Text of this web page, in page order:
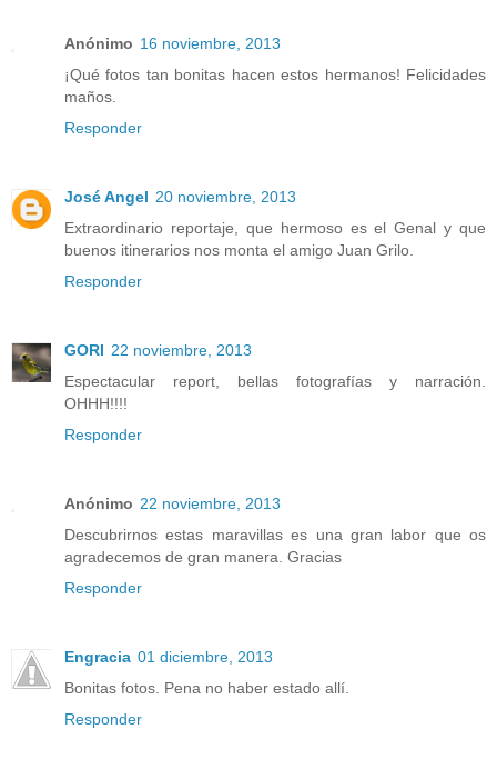
Anónimo 16 noviembre, 2013
¡Qué fotos tan bonitas hacen estos hermanos! Felicidades
maños.
Responder
José Angel 20 noviembre, 2013
Extraordinario reportaje, que hermoso es el Genal y que
buenos itinerarios nos monta el amigo Juan Grilo.
Responder
GORI 22 noviembre, 2013
Espectacular report, bellas fotografías y narración.
OHHH!!!!
Responder
Anónimo 22 noviembre, 2013
Descubrirnos estas maravillas es una gran labor que os
agradecemos de gran manera. Gracias
Responder
Engracia 01 diciembre, 2013
Bonitas fotos. Pena no haber estado allí.
Responder